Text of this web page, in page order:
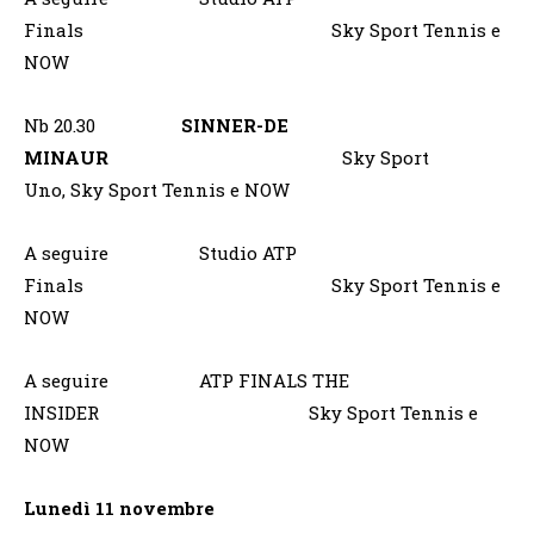
Finals Sky Sport Tennis e
NOW
Nb 20.30 SINNER-DE
MINAUR Sky Sport
Uno, Sky Sport Tennis e NOW
A seguire Studio ATP
Finals Sky Sport Tennis e
NOW
A seguire ATP FINALS THE
INSIDER Sky Sport Tennis e
NOW
Lunedì 11 novembre